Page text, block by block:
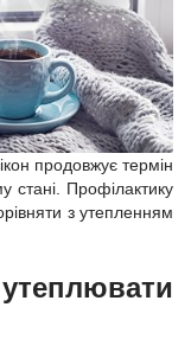
продовжує термін
стані. Профілактику
з утепленням